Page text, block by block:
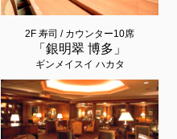
2F 寿司 / カウンター10席
「銀明翠 博多」
ギンメイスイ ハカタ